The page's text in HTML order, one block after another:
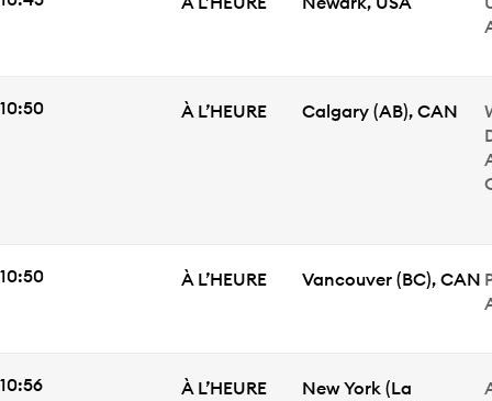
HEURE DE DÉPART
10:50 ÉTAT
À L’HEURE Ville
Calgary (AB),CAN
HEURE DE DÉPART
10:50 ÉTAT
À L’HEURE Ville
Vancouver (BC),CAN
HEURE DE DÉPART
10:56 ÉTAT
À L’HEURE Ville
New York (La